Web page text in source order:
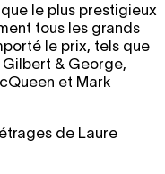
le plus prestigieux
tous les grands
le prix, tels que
& George,
et Mark
de Laure